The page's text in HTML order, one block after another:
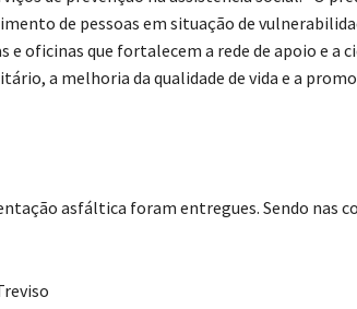
de pessoas em situação de
oficinas que fortalecem a rede de apoio e a
a melhoria da qualidade de vida e a
asfáltica foram entregues. Sendo nas